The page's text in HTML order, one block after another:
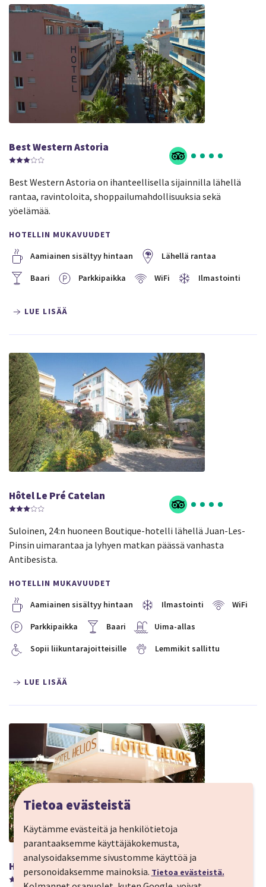
Best Western Astoria
Best Western Astoria on ihanteellisella sijainnilla lähellä
rantaa, ravintoloita, shoppailumahdollisuuksia sekä
yöelämää.
HOTELLIN MUKAVUUDET
Aamiainen sisältyy hintaan
Lähellä rantaa
Baari Parkkipaikka WiFi Ilmastointi
LUE LISÄÄ
Hôtel Le Pré Catelan
Suloinen, 24:n huoneen Boutique-hotelli lähellä Juan-Les-
Pinsin uimarantaa ja lyhyen matkan päässä vanhasta
Antibesista.
HOTELLIN MUKAVUUDET
Aamiainen sisältyy hintaan
Ilmastointi WiFi
Parkkipaikka Baari Uima-allas
Sopii liikuntarajoitteisille Lemmikit sallittu
LUE LISÄÄ
Hôtel Helios
Tietoa evästeistä
Käytämme evästeitä ja henkilötietoja
parantaaksemme käyttäjäkokemusta,
analysoidaksemme sivustomme käyttöä ja
personoidaksemme mainoksia. Tietoa evästeistä.